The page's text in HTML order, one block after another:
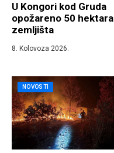
U Kongori kod Gruda
opožareno 50 hektara
zemljišta
8. Kolovoza 2026.
NOVOSTI